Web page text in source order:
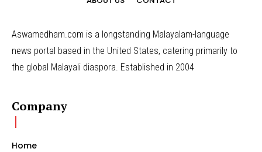
Aswamedham.com is a longstanding Malayalam-language
news portal based in the United States, catering primarily to
the global Malayali diaspora. Established in 2004
Company
Home